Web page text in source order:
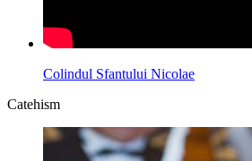
Colindul Sfantului Nicolae
Catehism